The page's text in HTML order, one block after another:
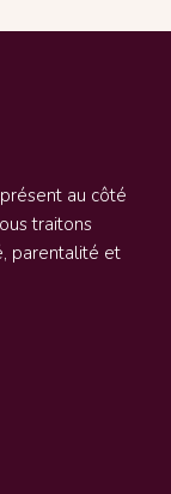
au côté
traitons
parentalité et